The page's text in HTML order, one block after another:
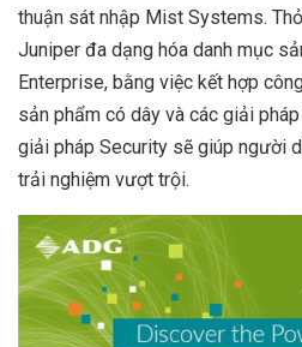
thuận sát nhập Mist Systems.
Juniper đa dạng hóa danh mục
Enterprise, bằng việc kết hợp
sản phẩm có dây và các giải
giải pháp Security sẽ giúp người
trải nghiệm vượt trội.